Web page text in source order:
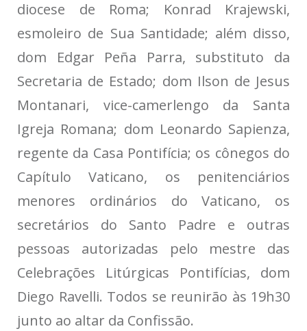
diocese de Roma; Konrad Krajewski,
esmoleiro de Sua Santidade; além disso,
dom Edgar Peña Parra, substituto da
Secretaria de Estado; dom Ilson de Jesus
Montanari, vice-camerlengo da Santa
Igreja Romana; dom Leonardo Sapienza,
regente da Casa Pontifícia; os cônegos do
Capítulo Vaticano, os penitenciários
menores ordinários do Vaticano, os
secretários do Santo Padre e outras
pessoas autorizadas pelo mestre das
Celebrações Litúrgicas Pontifícias, dom
Diego Ravelli. Todos se reunirão às 19h30
junto ao altar da Confissão.